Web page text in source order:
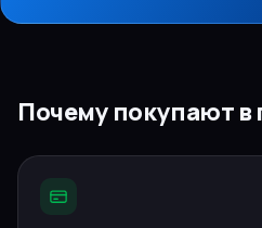
Почему покупают в